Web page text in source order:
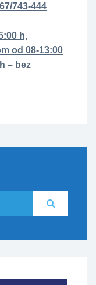
743-444
h,
od 08-13:00
– bez